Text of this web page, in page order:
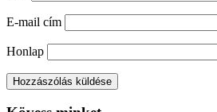
E-mail cím
Honlap